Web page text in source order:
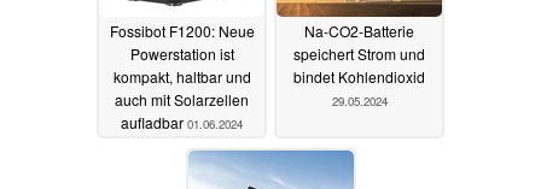
Fossibot F1200: Neue
Powerstation ist
kompakt, haltbar und
auch mit Solarzellen
aufladbar 01.06.2024
Na-CO2-Batterie
speichert Strom und
bindet Kohlendioxid
29.05.2024